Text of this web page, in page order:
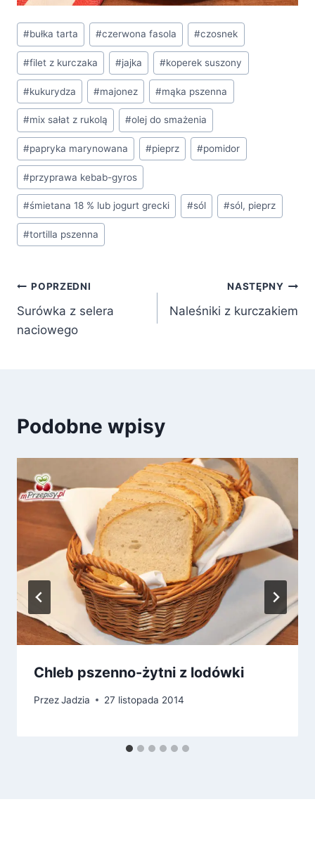
Tagi
wpisu:
#bułka tarta #czerwona fasola #czosnek
#filet z kurczaka #jajka #koperek suszony
#kukurydza #majonez #mąka pszenna
#mix sałat z rukolą #olej do smażenia
#papryka marynowana #pieprz #pomidor
#przyprawa kebab-gyros
#śmietana 18 % lub jogurt grecki #sól #sól, pieprz
#tortilla pszenna
Nawigacja
wpisu
POPRZEDNI
Surówka z selera
naciowego
NASTĘPNY
Naleśniki z kurczakiem
Podobne wpisy
Chleb pszenno-żytni z lodówki
PrzezJadzia 27 listopada 2014